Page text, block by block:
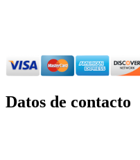
Datos de contacto